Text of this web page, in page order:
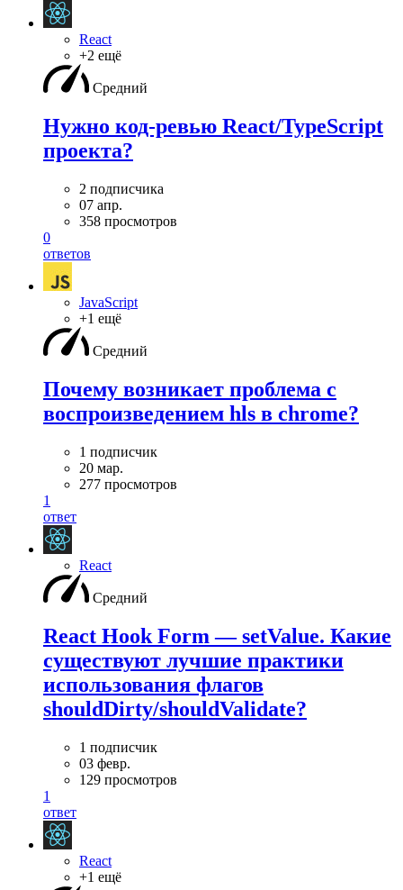
React
+2 ещё
Средний
Нужно код-ревью React/TypeScript
проекта?
2 подписчика
07 апр.
358 просмотров
0
ответов
JavaScript
+1 ещё
Средний
Почему возникает проблема с
воспроизведением hls в chrome?
1 подписчик
20 мар.
277 просмотров
1
ответ
React
Средний
React Hook Form — setValue. Какие
существуют лучшие практики
использования флагов
shouldDirty/shouldValidate?
1 подписчик
03 февр.
129 просмотров
1
ответ
React
+1 ещё